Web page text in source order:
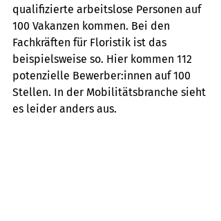
qualifizierte arbeitslose Personen auf
100 Vakanzen kommen. Bei den
Fachkräften für Floristik ist das
beispielsweise so. Hier kommen 112
potenzielle Bewerber:innen auf 100
Stellen. In der Mobilitätsbranche sieht
es leider anders aus.